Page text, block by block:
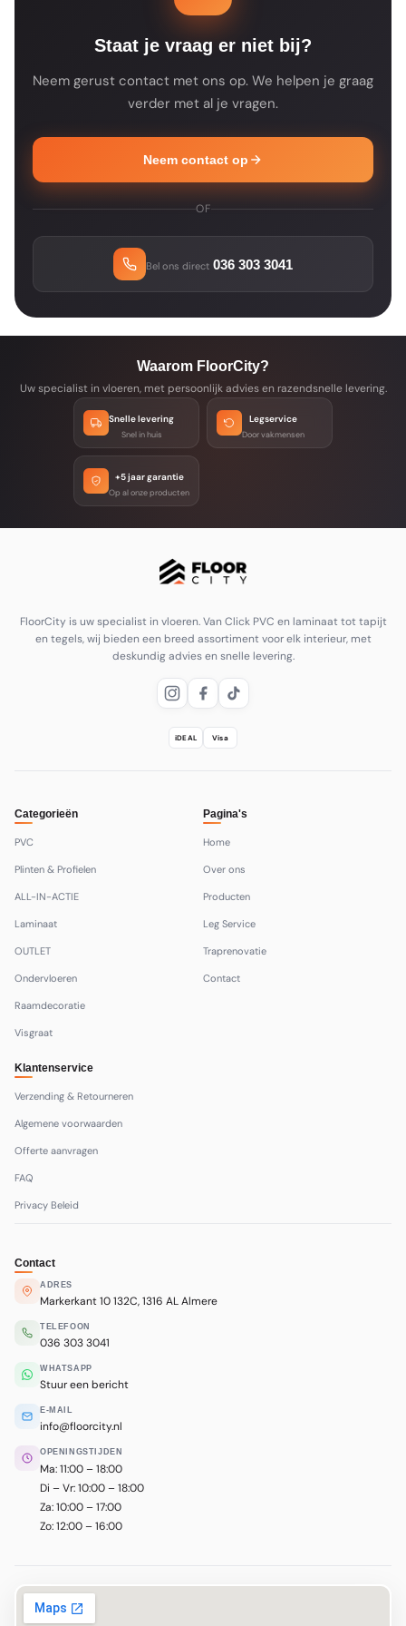
verwachte leverdatum.
Staat je vraag er niet bij?
Neem gerust contact met ons op. We helpen je graag
verder met al je vragen.
Neem contact op
OF
Bel ons direct 036 303 3041
Waarom FloorCity?
Uw specialist in vloeren, met persoonlijk advies en razendsnelle levering.
Snelle levering
Snel in huis
Legservice
Door vakmensen
+5 jaar garantie
Op al onze producten
FloorCity is uw specialist in vloeren. Van Click PVC en laminaat tot tapijt
en tegels, wij bieden een breed assortiment voor elk interieur, met
deskundig advies en snelle levering.
iDEAL Visa
Categorieën
PVC
Plinten & Profielen
ALL-IN-ACTIE
Laminaat
OUTLET
Ondervloeren
Raamdecoratie
Visgraat
Pagina's
Home
Over ons
Producten
Leg Service
Traprenovatie
Contact
Klantenservice
Verzending & Retourneren
Algemene voorwaarden
Offerte aanvragen
FAQ
Privacy Beleid
Contact
ADRES
Markerkant 10 132C, 1316 AL Almere
TELEFOON
036 303 3041
WHATSAPP
Stuur een bericht
E-MAIL
info@floorcity.nl
OPENINGSTIJDEN
Ma: 11:00 – 18:00
Di – Vr: 10:00 – 18:00
Za: 10:00 – 17:00
Zo: 12:00 – 16:00